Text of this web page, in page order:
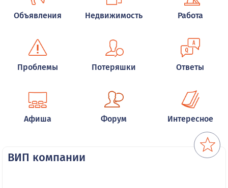
Объявления Недвижимость Работа
Проблемы Потеряшки Ответы
Афиша Форум Интересное
ВИП компании